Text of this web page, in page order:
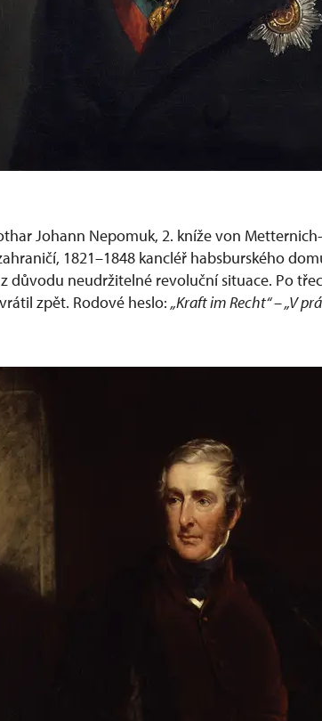
Johann Nepomuk, 2. kníže von
1821–1848 kancléř habsburského
důvodu neudržitelné revoluční situace. Po
zpět. Rodové heslo: „Kraft im Recht“ – „V